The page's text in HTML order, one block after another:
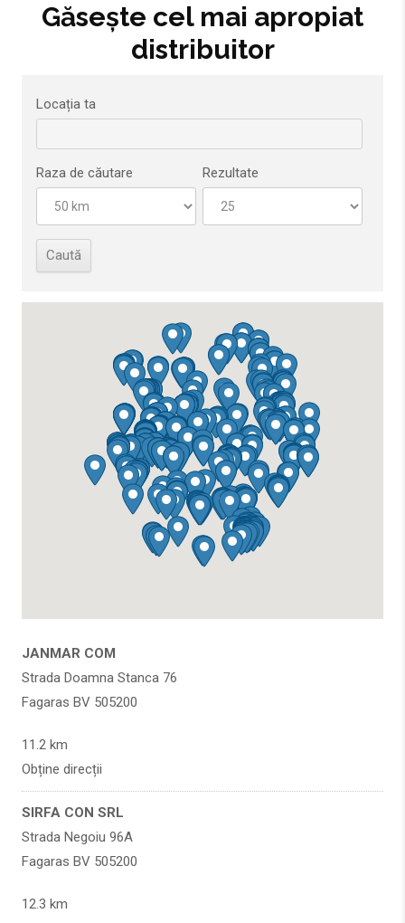
Găsește cel mai apropiat
distribuitor
Locația ta
Raza de căutare Rezultate
JANMAR COM
Strada Doamna Stanca 76
Fagaras BV 505200
11.2 km
Obține direcții
SIRFA CON SRL
Strada Negoiu 96A
Fagaras BV 505200
12.3 km